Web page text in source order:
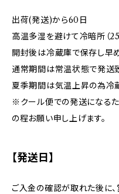
出荷(発送)から60日
高温多湿を避けて冷暗所（
開封後は冷蔵庫で保存し早
通常期間は常温状態で発送致
夏季期間は気温上昇の為冷
※クール便での発送になる
の程お願い申し上げます。
【発送日】
ご入金の確認が取れた後に